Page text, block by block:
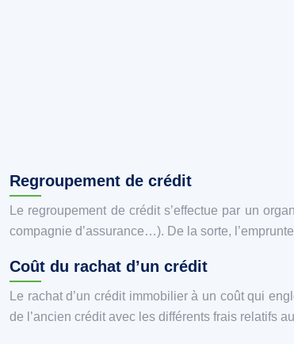
Regroupement de crédit
Le regroupement de crédit s’effectue par un
compagnie d’assurance…). De la sorte,
Coût du rachat d’un crédit
Le rachat d’un crédit immobilier à un coût qui
de l’ancien crédit avec les différents frais relatifs